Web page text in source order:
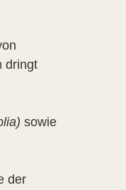
dringt
sowie
der